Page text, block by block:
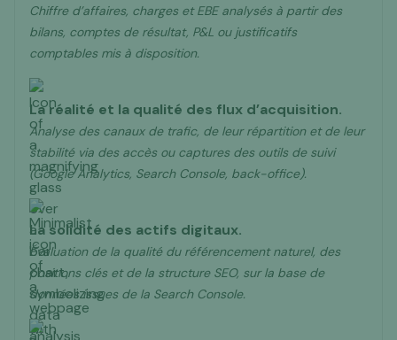
nous contacter juste ici
Chiffre d’affaires, charges et EBE analysés à partir des
bilans, comptes de résultat, P&L ou justificatifs
comptables mis à disposition.
La réalité et la qualité des flux d’acquisition.
Analyse des canaux de trafic, de leur répartition et de leur
stabilité via des accès ou captures des outils de suivi
(Google Analytics, Search Console, back-office).
La solidité des actifs digitaux.
Évaluation de la qualité du référencement naturel, des
positions clés et de la structure SEO, sur la base de
données issues de la Search Console.